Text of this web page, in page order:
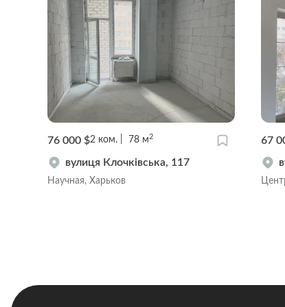
76 000 $2 ком. 78 м2
вулиця Клочківська, 117
Научная, Харьков
67